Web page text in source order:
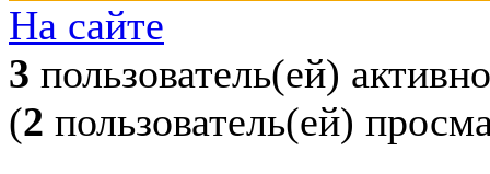
На сайте
3 пользователь(ей) активно
(2 пользователь(ей)